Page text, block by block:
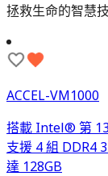
拯救生命的智慧
ACCEL-VM1000
搭載 Intel® 第
支援 4 組 DDR4
達 128GB